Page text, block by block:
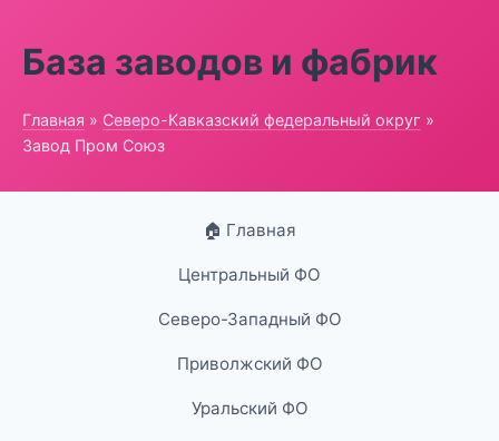
База заводов и фабрик
Главная » Северо-Кавказский федеральный округ »
Завод Пром Союз
🏠 Главная
Центральный ФО
Северо-Западный ФО
Приволжский ФО
Уральский ФО